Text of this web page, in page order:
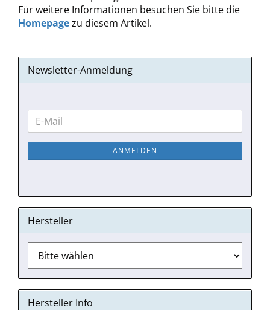
Für weitere Informationen besuchen Sie bitte die
Homepagezu diesem Artikel.
Newsletter-Anmeldung
WEITER
ZUR
NEWSLETTER-
E-
Mail
ANMELDEN
Hersteller
Hersteller Info